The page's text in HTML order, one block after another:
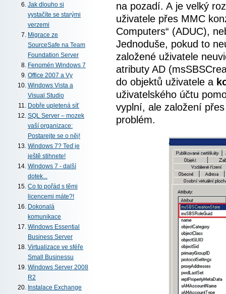
Jak dlouho si
vystačíte se starými
verzemi
Migrace ze
SourceSafe na Team
Foundation Server
Fenomén Windows 7
Office 2007 a Vy
Windows Vista a
Visual Studio
Dobře upletená síť
SQL Server – mozek
vaší organizace:
Postarejte se o něj!
Windows 7? Teď je
ještě stihnete!
Windows 7 - další
dotek...
Co to pořád s těmi
licencemi máte?!
Dokonalá
komunikace
Windows Essential
Business Server
Virtualizace ve sféře
Small Businessu
Windows Server 2008
R2
Instalace Exchange
na pozadí. A je velký
uživatele přes MMC
Computers“ (ADUC),
Jednoduše, pokud to
založené uživatele
atributy AD
do objektů uživatele a
uživatelského účtu
vyplní, ale založení
problém.